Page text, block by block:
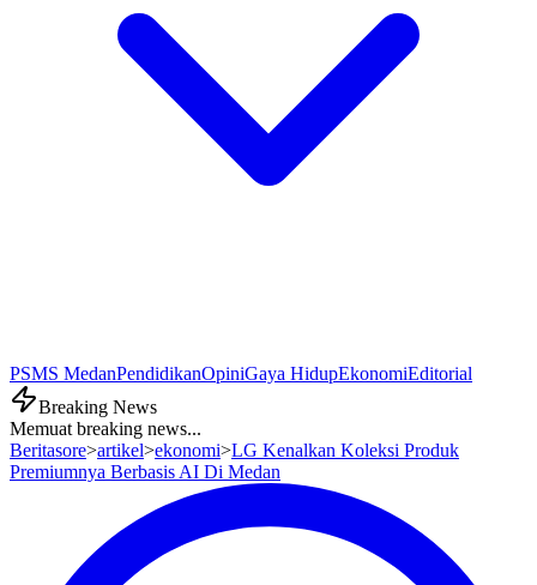
PSMS MedanPendidikanOpiniGaya HidupEkonomiEditorial
Breaking News
Memuat breaking news...
Beritasore>artikel>ekonomi>LG Kenalkan Koleksi Produk
Premiumnya Berbasis AI Di Medan